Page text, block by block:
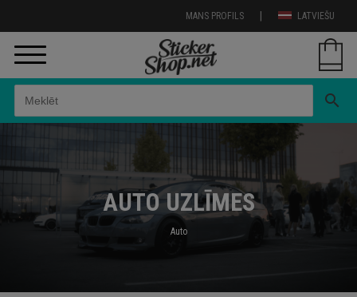
LATVIEŠU
|
MANS PROFILS
search
AUTO UZLĪMES
Auto